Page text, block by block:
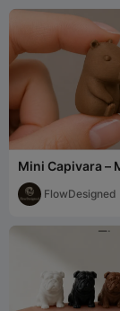
Mini Capivara –
Fofo Ultra
FlowDesigned